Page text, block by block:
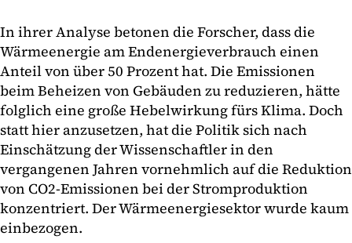
In ihrer Analyse betonen die Forscher, dass die
Wärmeenergie am Endenergieverbrauch einen
Anteil von über 50 Prozent hat. Die Emissionen
beim Beheizen von Gebäuden zu reduzieren, hätte
folglich eine große Hebelwirkung fürs Klima. Doch
statt hier anzusetzen, hat die Politik sich nach
Einschätzung der Wissenschaftler in den
vergangenen Jahren vornehmlich auf die Reduktion
von CO2-Emissionen bei der Stromproduktion
konzentriert. Der Wärmeenergiesektor wurde kaum
einbezogen.